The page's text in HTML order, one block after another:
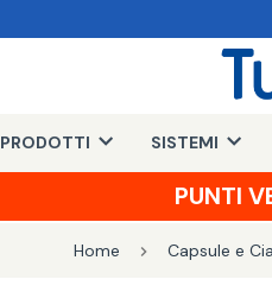
PRODOTTI SISTEMI
PUNTI
Home Capsule e